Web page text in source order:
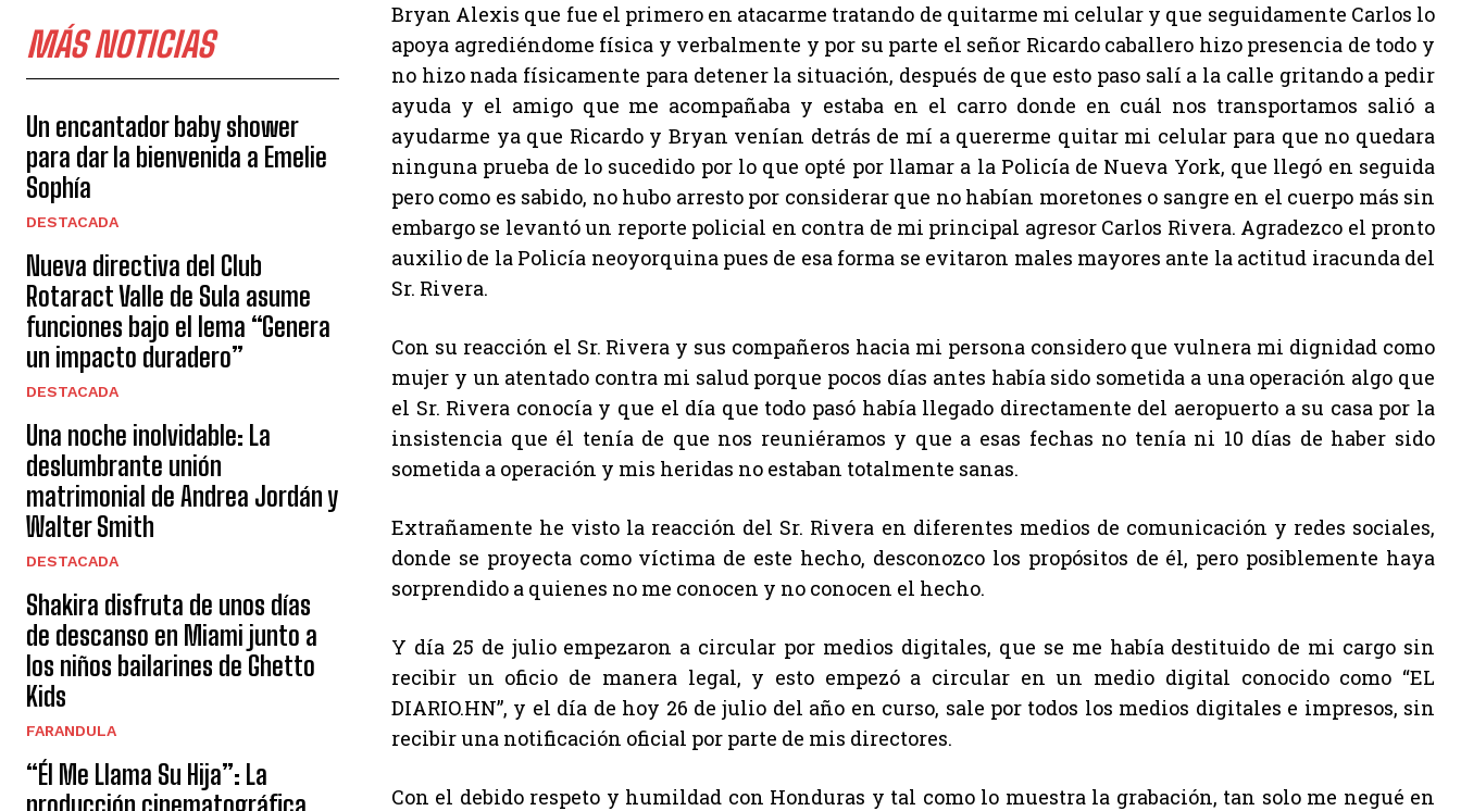
MÁS NOTICIAS
Un encantador baby shower
para dar la bienvenida a Emelie
Sophía
DESTACADA
Nueva directiva del Club
Rotaract Valle de Sula asume
funciones bajo el lema “Genera
un impacto duradero”
DESTACADA
Una noche inolvidable: La
deslumbrante unión
matrimonial de Andrea Jordán y
Walter Smith
DESTACADA
Shakira disfruta de unos días
de descanso en Miami junto a
los niños bailarines de Ghetto
Kids
FARANDULA
“Él Me Llama Su Hija”: La
Bryan Alexis que fue el primero en atacarme tratando de quitarme mi celular y que seguidamente Carlos lo
apoya agrediéndome física y verbalmente y por su parte el señor Ricardo caballero hizo presencia de todo y
no hizo nada físicamente para detener la situación, después de que esto paso salí a la calle gritando a pedir
ayuda y el amigo que me acompañaba y estaba en el carro donde en cuál nos transportamos salió a
ayudarme ya que Ricardo y Bryan venían detrás de mí a quererme quitar mi celular para que no quedara
ninguna prueba de lo sucedido por lo que opté por llamar a la Policía de Nueva York, que llegó en seguida
pero como es sabido, no hubo arresto por considerar que no habían moretones o sangre en el cuerpo más sin
embargo se levantó un reporte policial en contra de mi principal agresor Carlos Rivera. Agradezco el pronto
auxilio de la Policía neoyorquina pues de esa forma se evitaron males mayores ante la actitud iracunda del
Sr. Rivera.
Con su reacción el Sr. Rivera y sus compañeros hacia mi persona considero que vulnera mi dignidad como
mujer y un atentado contra mi salud porque pocos días antes había sido sometida a una operación algo que
el Sr. Rivera conocía y que el día que todo pasó había llegado directamente del aeropuerto a su casa por la
insistencia que él tenía de que nos reuniéramos y que a esas fechas no tenía ni 10 días de haber sido
sometida a operación y mis heridas no estaban totalmente sanas.
Extrañamente he visto la reacción del Sr. Rivera en diferentes medios de comunicación y redes sociales,
donde se proyecta como víctima de este hecho, desconozco los propósitos de él, pero posiblemente haya
sorprendido a quienes no me conocen y no conocen el hecho.
Y día 25 de julio empezaron a circular por medios digitales, que se me había destituido de mi cargo sin
recibir un oficio de manera legal, y esto empezó a circular en un medio digital conocido como “EL
DIARIO.HN”, y el día de hoy 26 de julio del año en curso, sale por todos los medios digitales e impresos, sin
recibir una notificación oficial por parte de mis directores.
Con el debido respeto y humildad con Honduras y tal como lo muestra la grabación, tan solo me negué en